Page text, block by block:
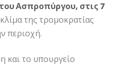
Ασπροπύργου, στις 7
της τρομοκρατίας
περιοχή.
και το υπουργείο